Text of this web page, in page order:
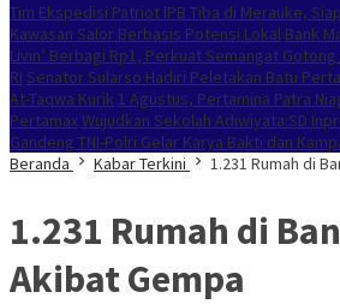
Tim Ekspedisi Patriot IPB Tiba di Merauke,
Kawasan Salor Berbasis Potensi Lokal Bank
Livin’ Berbagi Rp1, Perkuat Semangat
RI Senator Sularso Hadiri Peletakan Batu
At-Taqwa Kurik 1 Agustus, Pertamina Patra
PertamaxWujudkan Sekolah Adiwiyata:SD
Gandeng TNI-Polri Gelar Karya Bakti dan
Beranda
Kabar Terkini 1.231 Rumah di
1.231 Rumah di
Akibat Gempa